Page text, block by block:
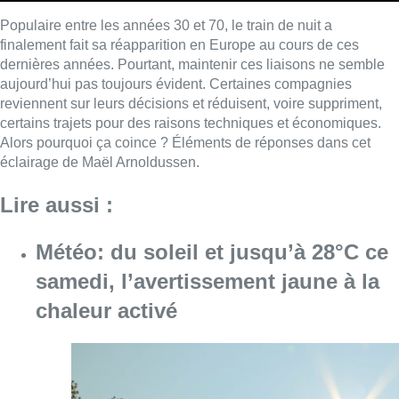
Météo: du soleil et jusqu’à 28°C ce
samedi, l’avertissement jaune à la
chaleur activé